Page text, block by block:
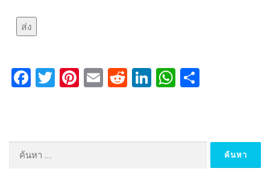
ส่ง
Facebook
Twitter
Pinterest
EmailReddit
LinkedIn
WhatsApp
ค้นหา